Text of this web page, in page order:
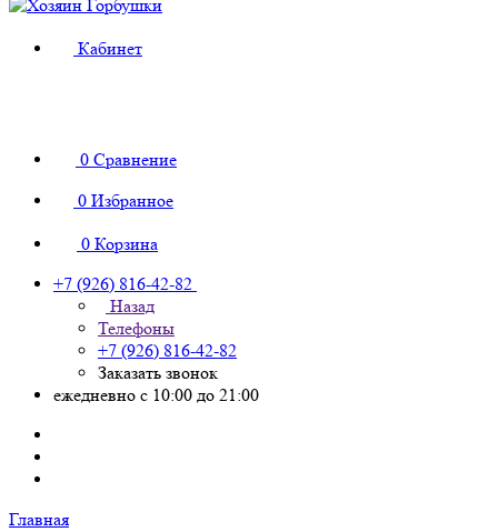
Кабинет
0 Сравнение
0 Избранное
0 Корзина
+7 (926) 816-42-82
Назад
Телефоны
+7 (926) 816-42-82
Заказать звонок
ежедневно с 10:00 до 21:00
Главная